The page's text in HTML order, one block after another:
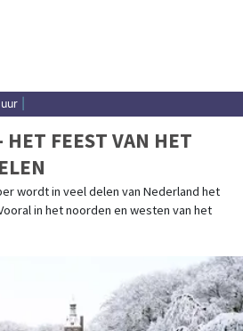
FEEST VAN HET
wordt in veel delen van Nederland het
in het noorden en westen van het